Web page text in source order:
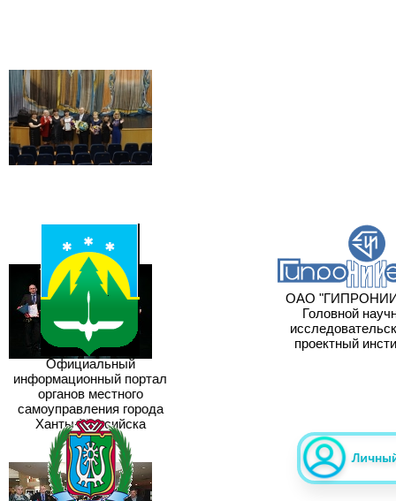
Официальный
информационный портал
органов местного
самоуправления города
Ханты-Мансийска
ОАО
Головной
проектный